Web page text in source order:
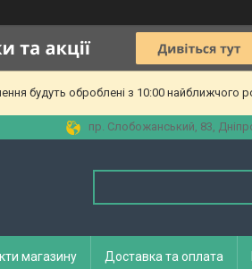
будуть оброблені з 10:00 найближчого
пр. Слобожанський, 83,
магазину Доставка та оплата